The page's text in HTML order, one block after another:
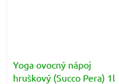
Yoga ovocný nápoj
hruškový (Succo Pera) 1l